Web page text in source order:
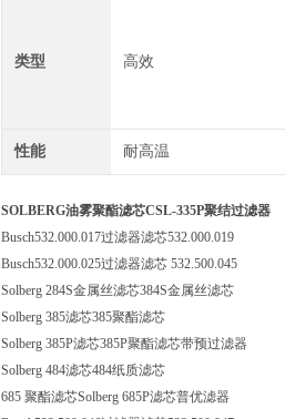
类型 高效
性能 耐高温
SOLBERG油雾聚酯滤芯CSL-335P聚结过滤器
Busch532.000.017过滤器滤芯532.000.019
Busch532.000.025过滤器滤芯 532.500.045
Solberg 284S金属丝滤芯384S金属丝滤芯
Solberg 385滤芯385聚酯滤芯
Solberg 385P滤芯385P聚酯滤芯带预过滤器
Solberg 484滤芯484纸质滤芯
685 聚酯滤芯Solberg 685P滤芯普优滤器